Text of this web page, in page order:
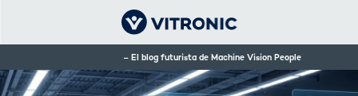
El blog futurista de Machine Vision People